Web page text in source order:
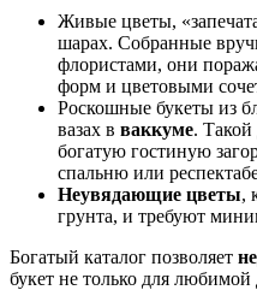
Живые цветы,
шарах. Собранные
флористами, они
форм и цветовыми
Роскошные букеты из
вазах в ваккуме. Такой
богатую гостиную
спальню или
Неувядающие цветы,
грунта, и требуют
Богатый каталог позволяет
букет не только для